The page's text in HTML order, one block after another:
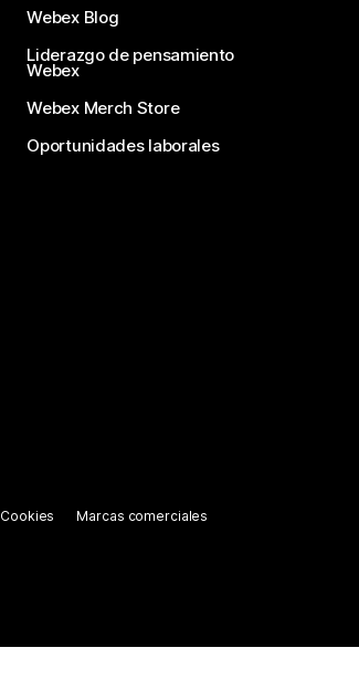
Webex Blog
Liderazgo de pensamiento
Webex
Webex Merch Store
Oportunidades laborales
Cookies Marcas comerciales